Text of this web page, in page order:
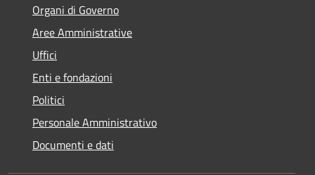
Organi di Governo
Aree Amministrative
Uffici
Enti e fondazioni
Politici
Personale Amministrativo
Documenti e dati